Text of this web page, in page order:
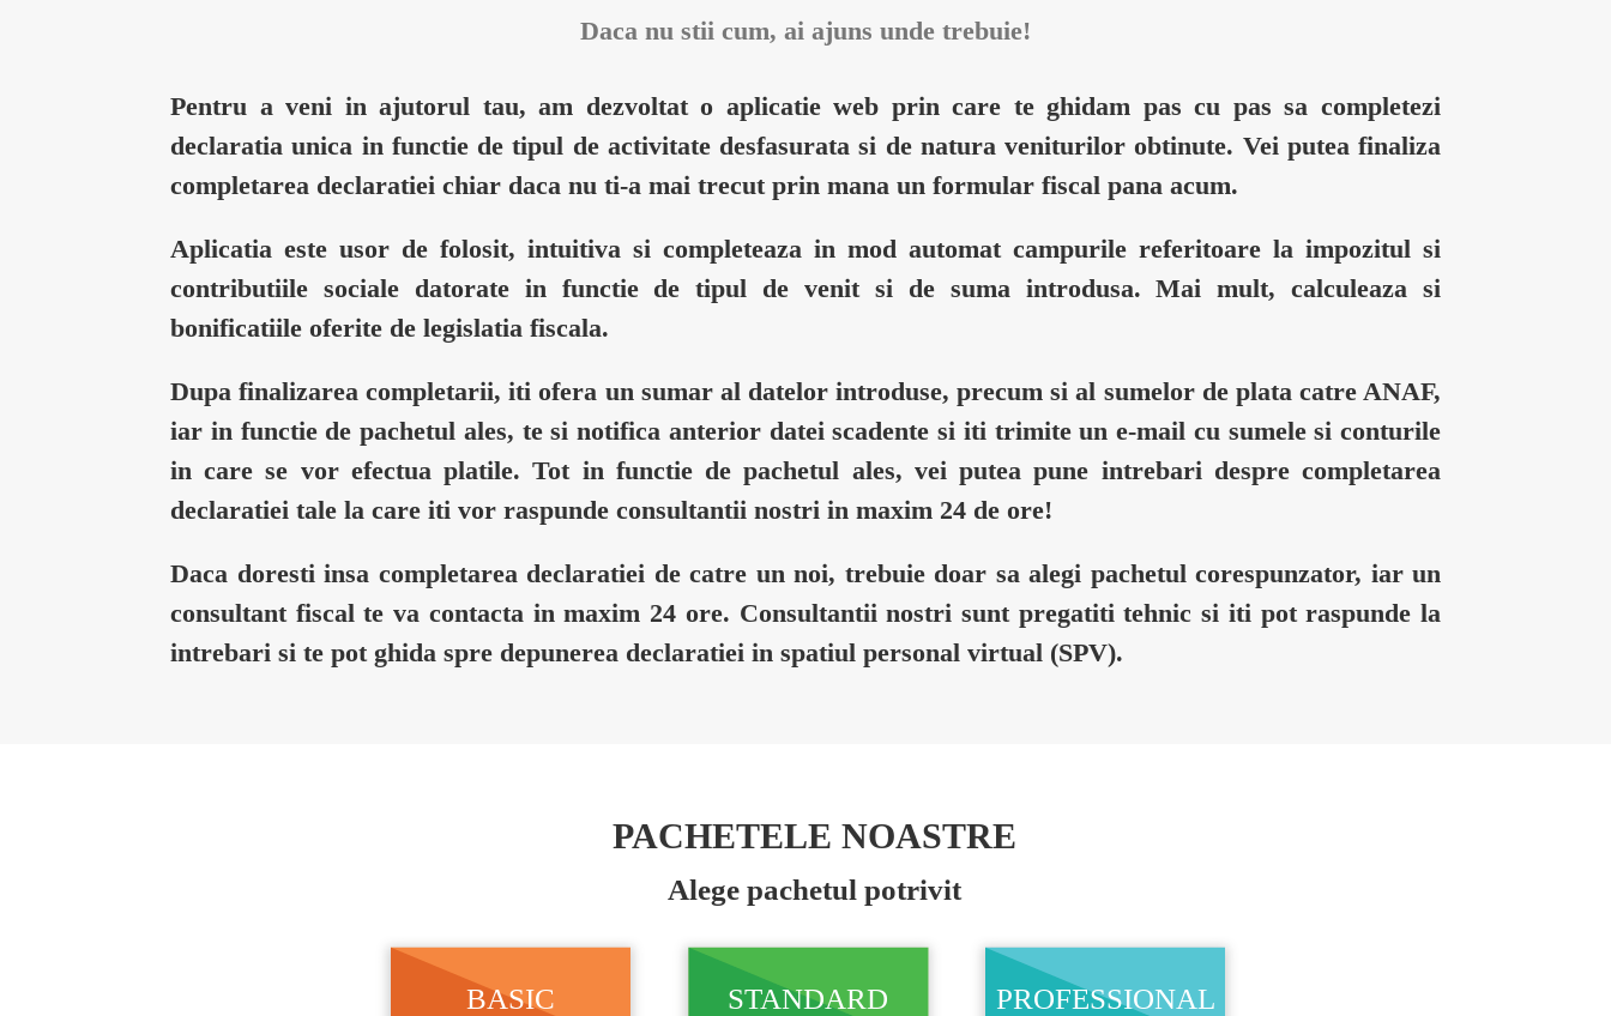
Daca nu stii cum, ai ajuns unde trebuie!
Pentru a veni in ajutorul tau, am dezvoltat o aplicatie web prin care te ghidam pas cu pas sa completezi
declaratia unica in functie de tipul de activitate desfasurata si de natura veniturilor obtinute. Vei putea finaliza
completarea declaratiei chiar daca nu ti-a mai trecut prin mana un formular fiscal pana acum.
Aplicatia este usor de folosit, intuitiva si completeaza in mod automat campurile referitoare la impozitul si
contributiile sociale datorate in functie de tipul de venit si de suma introdusa. Mai mult, calculeaza si
bonificatiile oferite de legislatia fiscala.
Dupa finalizarea completarii, iti ofera un sumar al datelor introduse, precum si al sumelor de plata catre ANAF,
iar in functie de pachetul ales, te si notifica anterior datei scadente si iti trimite un e-mail cu sumele si conturile
in care se vor efectua platile. Tot in functie de pachetul ales, vei putea pune intrebari despre completarea
declaratiei tale la care iti vor raspunde consultantii nostri in maxim 24 de ore!
Daca doresti insa completarea declaratiei de catre un noi, trebuie doar sa alegi pachetul corespunzator, iar un
consultant fiscal te va contacta in maxim 24 ore. Consultantii nostri sunt pregatiti tehnic si iti pot raspunde la
intrebari si te pot ghida spre depunerea declaratiei in spatiul personal virtual (SPV).
PACHETELE NOASTRE
Alege pachetul potrivit
BASIC STANDARD PROFESSIONAL